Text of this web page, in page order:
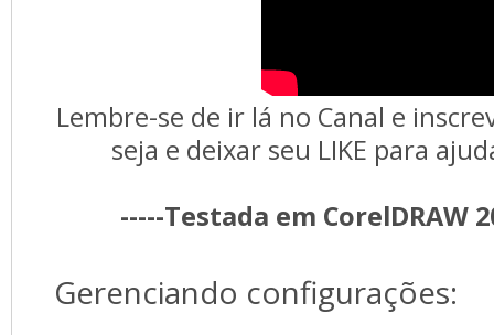
Lembre-se de ir lá no Canal e
seja e deixar seu LIKE para
-----Testada em CorelDRAW
Gerenciando configurações: